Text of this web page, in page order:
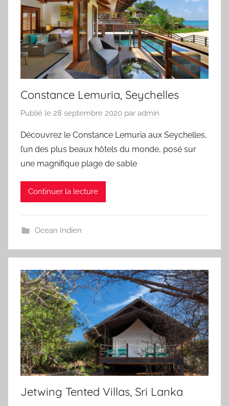
Constance Lemuria, Seychelles
Publié le 28 septembre 2020 par admin
Découvrez le Constance Lemuria aux Seychelles,
l’un des plus beaux hôtels du monde, posé sur
une magnifique plage de sable
Continuer la lecture
Ocean Indien
Jetwing Tented Villas, Sri Lanka